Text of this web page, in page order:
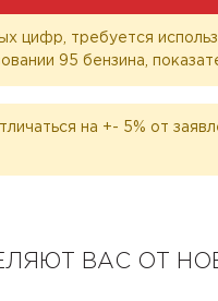
цифр, требуется
95 бензина,
на +- 5% от
ВАС ОТ